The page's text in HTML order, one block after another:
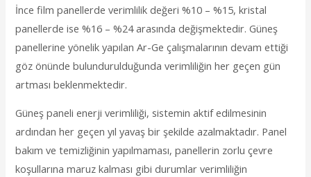
İnce film panellerde verimlilik değeri %10 – %15, kristal
panellerde ise %16 – %24 arasında değişmektedir. Güneş
panellerine yönelik yapılan Ar-Ge çalışmalarının devam ettiği
göz önünde bulundurulduğunda verimliliğin her geçen gün
artması beklenmektedir.
Güneş paneli enerji verimliliği, sistemin aktif edilmesinin
ardından her geçen yıl yavaş bir şekilde azalmaktadır. Panel
bakım ve temizliğinin yapılmaması, panellerin zorlu çevre
koşullarına maruz kalması gibi durumlar verimliliğin